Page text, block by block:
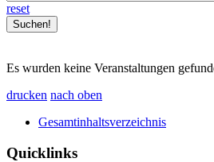
reset
Es wurden keine Veranstaltungen
drucken nach oben
Gesamtinhaltsverzeichnis
Quicklinks